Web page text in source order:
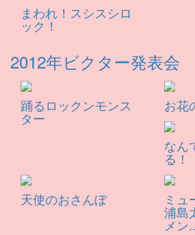
まわれ！スシスシロ
ック！
2012年ビクター発表会
踊るロックンモンス
ター
お花
なん
る！
天使のおさんぽ ミュ
浦島
メン